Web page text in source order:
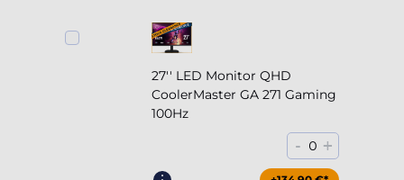
27'' LED Monitor QHD
CoolerMaster GA 271 Gaming
100Hz
- 0 +